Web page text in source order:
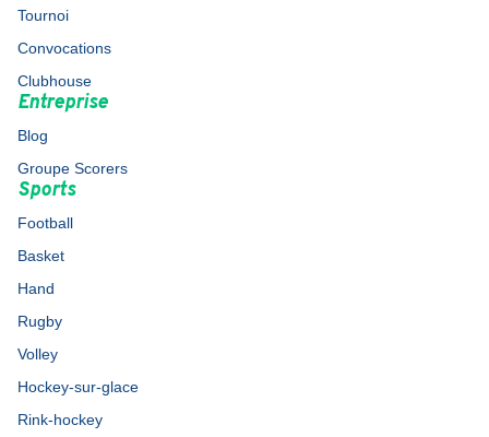
Tournoi
Convocations
Clubhouse
Entreprise
Blog
Groupe Scorers
Sports
Football
Basket
Hand
Rugby
Volley
Hockey-sur-glace
Rink-hockey